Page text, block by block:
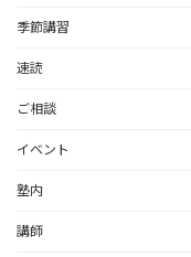
季節講習
速読
ご相談
イベント
塾内
講師